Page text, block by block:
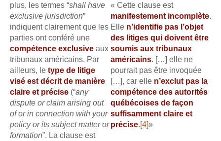
plus, les termes “shall have
exclusive jurisdiction”
indiquent clairement que les
parties ont conféré une
compétence exclusive aux
tribunaux américains. Par
ailleurs, le type de litige
visé est décrit de manière
claire et précise (“any
dispute or claim arising out
of or in connection with your
policy or its subject matter or
formation”. La clause est
« Cette clause est
manifestement incomplète.
Elle n’identifie pas l’objet
des litiges qui doivent être
soumis aux tribunaux
américains. […] elle ne
pourrait pas être invoquée
[…], car elle n’exclut pas la
compétence des autorités
québécoises de façon
suffisamment claire et
précise.[4]»